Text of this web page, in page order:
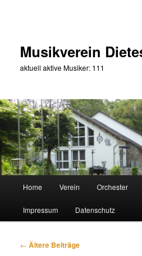
Musikverein
aktuell aktive Musiker: 111
Home Verein Orchester
Impressum Datenschutz
Beitragsnavigation
← Ältere Beiträge